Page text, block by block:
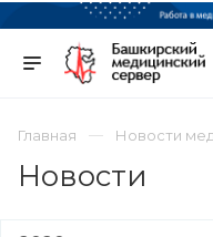
Главная Новости
Новости